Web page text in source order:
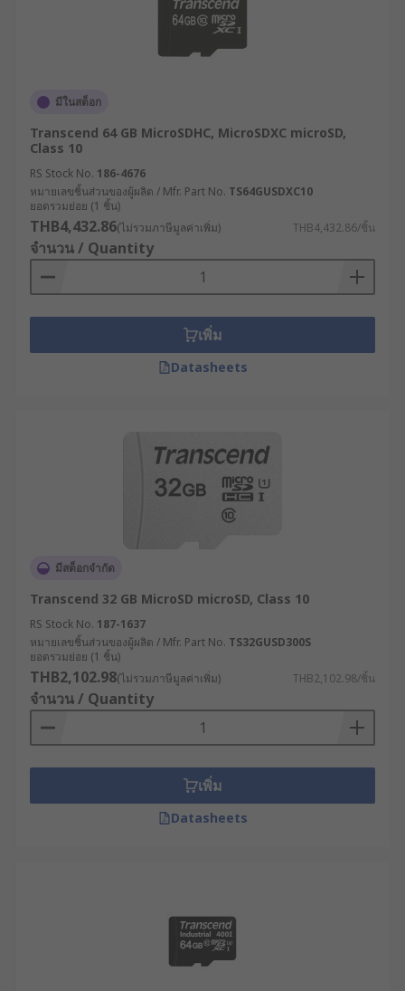
มีในสต็อก
Transcend 64 GB MicroSDHC, MicroSDXC microSD,
Class 10
RS Stock No. 186-4676
หมายเลขชิ้นส่วนของผู้ผลิต / Mfr. Part No. TS64GUSDXC10
ยอดรวมย่อย (1 ชิ้น)
THB4,432.86(ไม่รวมภาษีมูลค่าเพิ่ม) THB4,432.86/ชิ้น
จำนวน / Quantity
เพิ่ม
Datasheets
มีสต็อกจำกัด
Transcend 32 GB MicroSD microSD, Class 10
RS Stock No. 187-1637
หมายเลขชิ้นส่วนของผู้ผลิต / Mfr. Part No. TS32GUSD300S
ยอดรวมย่อย (1 ชิ้น)
THB2,102.98(ไม่รวมภาษีมูลค่าเพิ่ม) THB2,102.98/ชิ้น
จำนวน / Quantity
เพิ่ม
Datasheets